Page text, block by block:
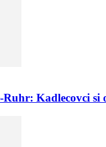
Kadlecovci si